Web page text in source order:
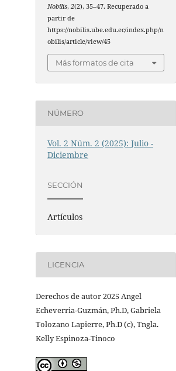
Nobilis,2(2), 35–47. Recuperado a
partir de
https://nobilis.ube.edu.ec/index.php/n
obilis/article/view/45
Más formatos de cita
NÚMERO
Vol. 2 Núm. 2 (2025): Julio -
Diciembre
SECCIÓN
Artículos
LICENCIA
Derechos de autor 2025 Angel
Echeverria-Guzmán, Ph.D, Gabriela
Tolozano Lapierre, Ph.D (c), Tngla.
Kelly Espinoza-Tinoco